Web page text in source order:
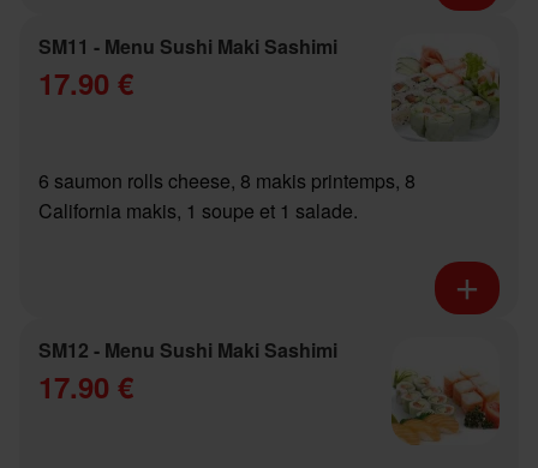
SM11 - Menu Sushi Maki Sashimi
17.90 €
6 saumon rolls cheese, 8 makis printemps, 8
California makis, 1 soupe et 1 salade.
SM12 - Menu Sushi Maki Sashimi
17.90 €